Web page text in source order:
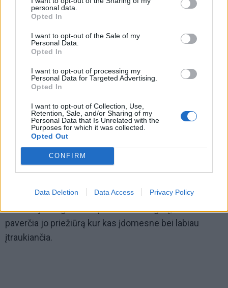
personal data.
Opted In
I want to opt-out of the Sale of my
Personal Data.
Opted In
I want to opt-out of processing my
Personal Data for Targeted Advertising.
Opted In
I want to opt-out of Collection, Use,
Retention, Sale, and/or Sharing of my
Personal Data that Is Unrelated with the
Purposes for which it was collected.
Opted Out
CONFIRM
Data Deletion Data Access Privacy Policy
„Kurdami augalo patirties taškų (angl. experience
points, XP) idėją natūraliai pradėjome galvoti ir apie
galimybę suteikti augalui charakterį bei nuotaiką,
paremtą mūsų renkamais duomenimis“, – pasakoja
Taip gimė idėja pasitelkiant DI suteikti augalui balsą –
leisti jam pačiam pasakyti, kaip jis jaučiasi.
Anot KTU studento, toks sprendimas ne tik padeda
naudotojams geriau suprasti savo augalą, bet ir
paverčia jo priežiūrą kur kas įdomesne bei labiau
įtraukiančia.